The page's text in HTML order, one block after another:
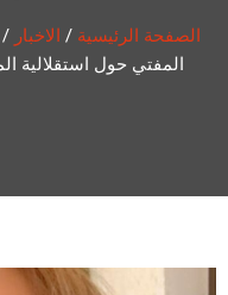
الصفحة الرئيسية / الاخبار /
المفتي حول استقلالية